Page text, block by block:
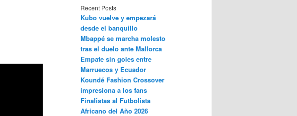
Recent Posts
Kubo vuelve y empezará
desde el banquillo
Mbappé se marcha molesto
tras el duelo ante Mallorca
Empate sin goles entre
Marruecos y Ecuador
Koundé Fashion Crossover
impresiona a los fans
Finalistas al Futbolista
Africano del Año 2026